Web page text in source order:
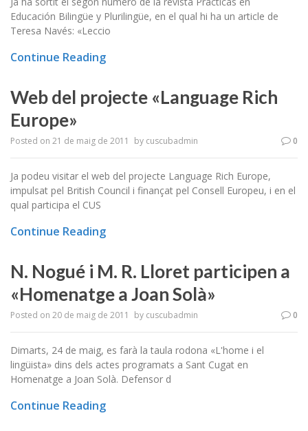
Educación Bilingüe y Plurilingüe, en el qual hi ha un article de
Teresa Navés: «Leccio
Continue Reading
Web del projecte «Language Rich
Europe»
Posted on 21 de maig de 2011 by cuscubadmin 0
Ja podeu visitar el web del projecte Language Rich Europe,
impulsat pel British Council i finançat pel Consell Europeu, i en el
qual participa el CUS
Continue Reading
N. Nogué i M. R. Lloret participen a
«Homenatge a Joan Solà»
Posted on 20 de maig de 2011 by cuscubadmin 0
Dimarts, 24 de maig, es farà la taula rodona «L'home i el
lingüista» dins dels actes programats a Sant Cugat en
Homenatge a Joan Solà. Defensor d
Continue Reading